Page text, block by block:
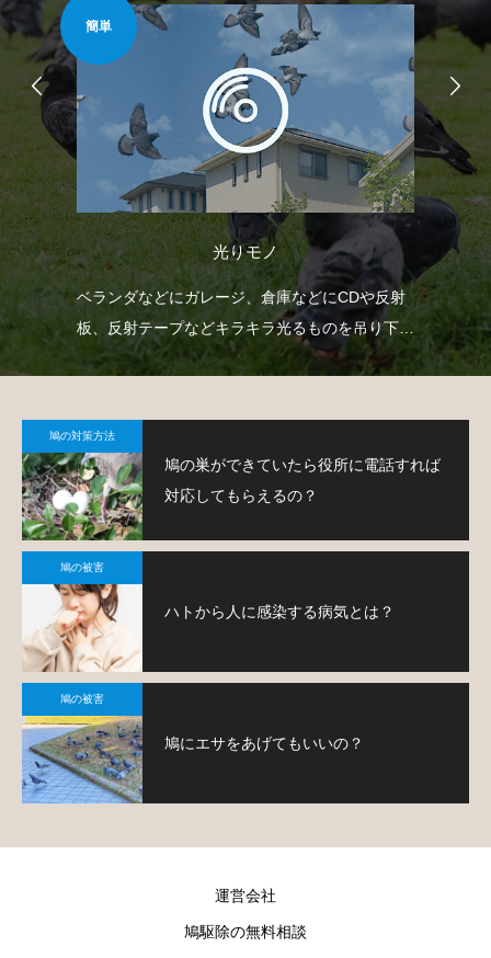
簡単
光りモノ
ベランダなどにガレージ、倉庫などにCDや反射
板、反射テープなどキラキラ光るものを吊り下げ
て、鳩を寄り付きにくくするという方法です。
鳩の対策方法
鳩の巣ができていたら役所に電話すれば
対応してもらえるの？
鳩の被害
ハトから人に感染する病気とは？
鳩の被害
鳩にエサをあげてもいいの？
運営会社
鳩駆除の無料相談